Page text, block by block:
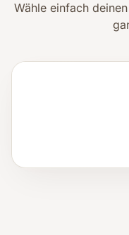
Wähle einfach